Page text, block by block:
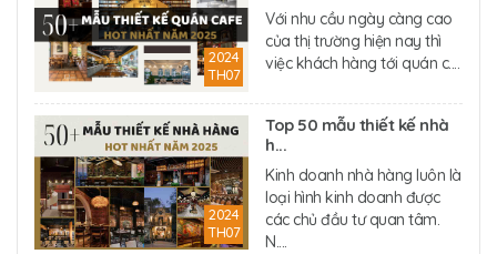
2024
TH07
Với nhu cầu ngày càng cao
của thị trường hiện nay thì
việc khách hàng tới quán c....
2024
TH07
Top 50 mẫu thiết kế nhà
h...
Kinh doanh nhà hàng luôn là
loại hình kinh doanh được
các chủ đầu tư quan tâm.
N....